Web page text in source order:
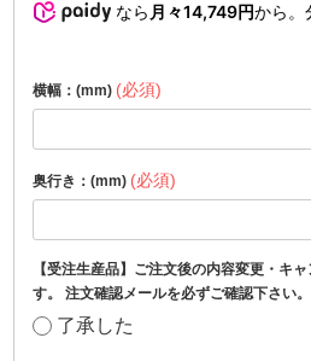
なら 月々14,749円から。
横幅：(mm) (必須)
奥行き：(mm) (必須)
【受注生産品】ご注文後の内容変更・キ
す。 注文確認メールを必ずご確認下さい。
了承した